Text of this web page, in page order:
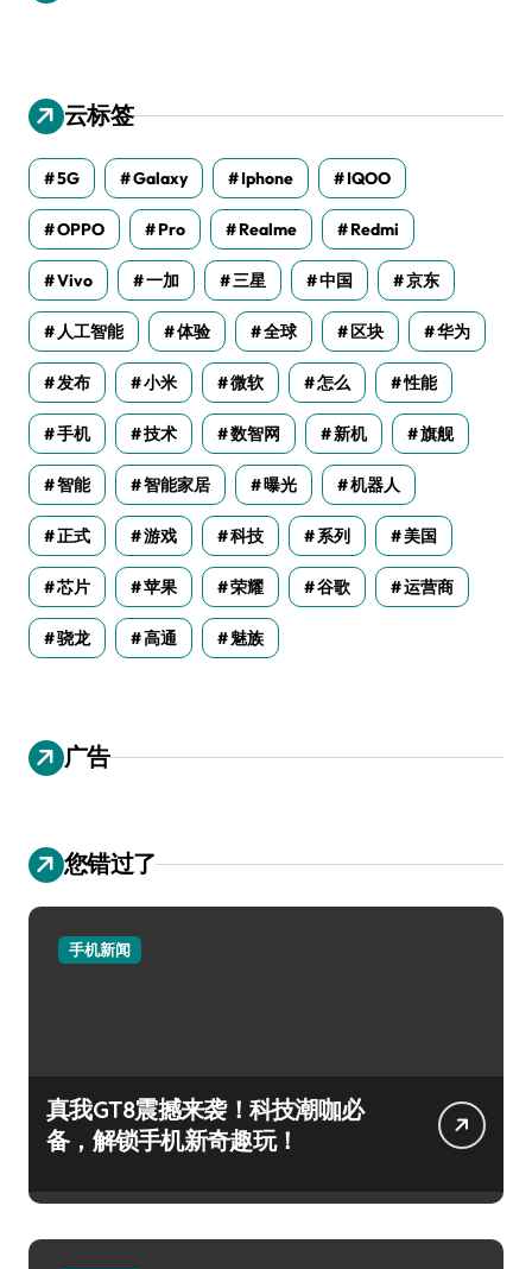
云标签
5G Galaxy Iphone IQOO
OPPO Pro Realme Redmi
Vivo 一加 三星 中国 京东
人工智能 体验 全球 区块 华为
发布 小米 微软 怎么 性能
手机 技术 数智网 新机 旗舰
智能 智能家居 曝光 机器人
正式 游戏 科技 系列 美国
芯片 苹果 荣耀 谷歌 运营商
骁龙 高通 魅族
广告
您错过了
手机新闻
真我GT8震撼来袭！科技潮咖必
备，解锁手机新奇趣玩！